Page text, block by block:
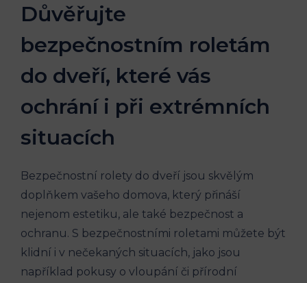
Důvěřujte
bezpečnostním roletám
do dveří, které vás
ochrání i při extrémních
situacích
Bezpečnostní rolety do dveří jsou skvělým
doplňkem vašeho domova, který přináší
nejenom estetiku, ale také bezpečnost a
ochranu. S bezpečnostními roletami můžete být
klidní i v nečekaných situacích, jako jsou
například pokusy o vloupání či přírodní